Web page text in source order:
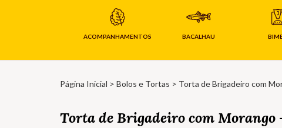
ACOMPANHAMENTOS BACALHAU
Página Inicial > Bolos e Tortas > Torta de Brigadeiro com
Torta de Brigadeiro com Morango